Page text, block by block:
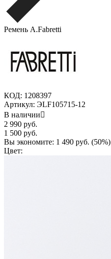
Ремень A.Fabretti
КОД: 1208397
Артикул: ЭLF105715-12
В наличии
2 990 руб.
1 500 руб.
Вы экономите: 1 490 руб. (50%)
Цвет: